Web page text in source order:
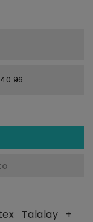
96
Talalay +